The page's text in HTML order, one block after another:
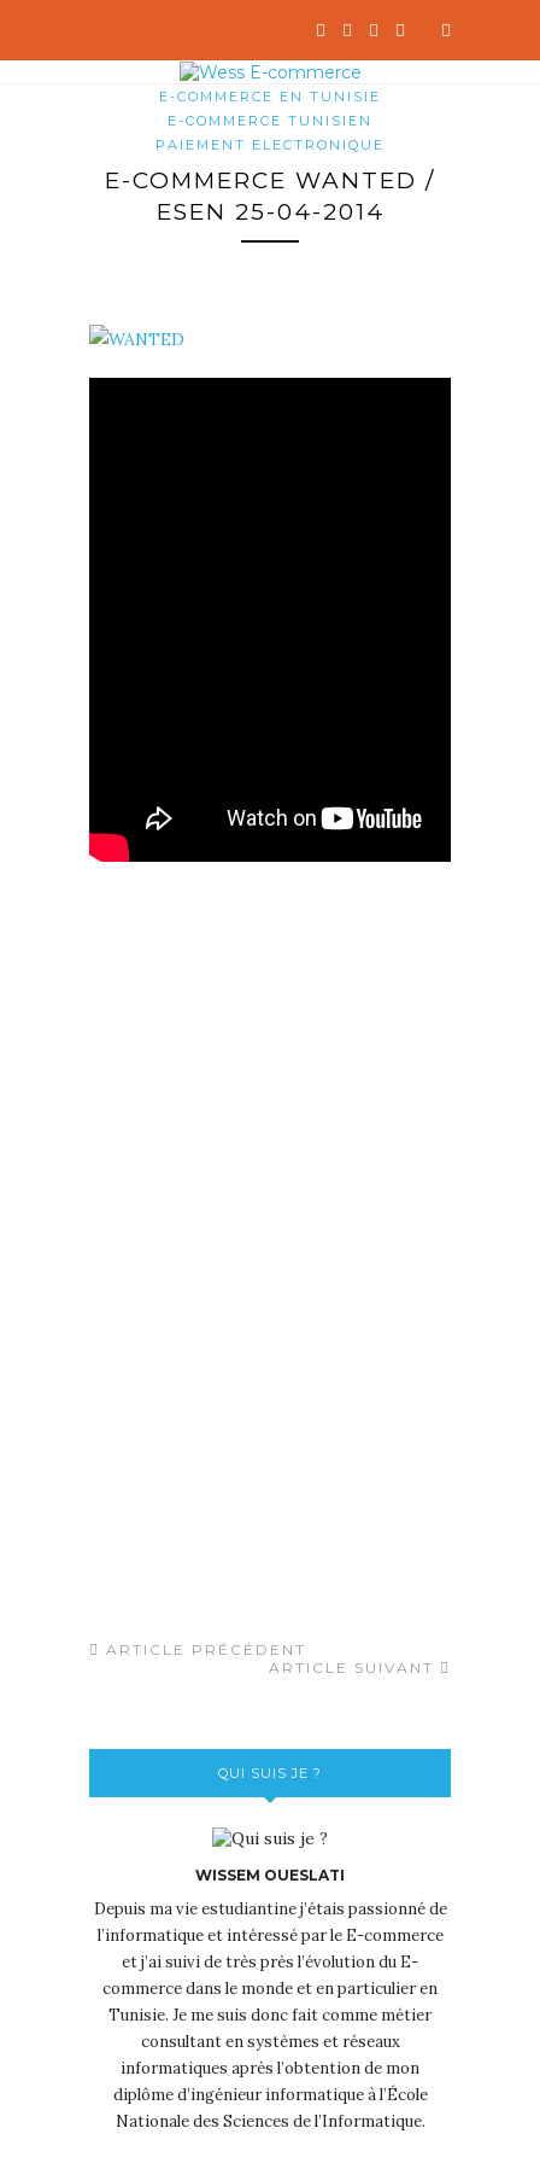
E-COMMERCE EN TUNISIE
E-COMMERCE TUNISIEN
PAIEMENT ELECTRONIQUE
E-COMMERCE WANTED /
ESEN 25-04-2014
ARTICLE PRÉCÉDENT
ARTICLE SUIVANT
QUI SUIS JE ?
WISSEM OUESLATI
Depuis ma vie estudiantine j’étais passionné de
l’informatique et intéressé par le E-commerce
et j’ai suivi de très près l’évolution du E-
commerce dans le monde et en particulier en
Tunisie. Je me suis donc fait comme métier
consultant en systèmes et réseaux
informatiques après l’obtention de mon
diplôme d’ingénieur informatique à l’École
Nationale des Sciences de l’Informatique.